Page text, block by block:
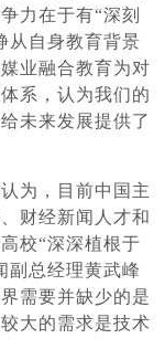
力在于有“深刻
从自身教育背景
业融合教育为对
系，认为我们的
未来发展提供了
为，目前中国主
财经新闻人才和
校“深深植根于
副总经理黄武峰
需要并缺少的是
大的需求是技术